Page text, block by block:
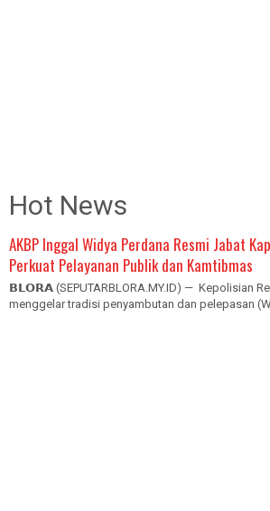
Hot News
AKBP Inggal Widya Perdana Resmi Jabat
Perkuat Pelayanan Publik dan Kamtibmas
𝗕𝗟𝗢𝗥𝗔 (SEPUTARBLORA.MY.ID) — Kepolisian
menggelar tradisi penyambutan dan pelepasan